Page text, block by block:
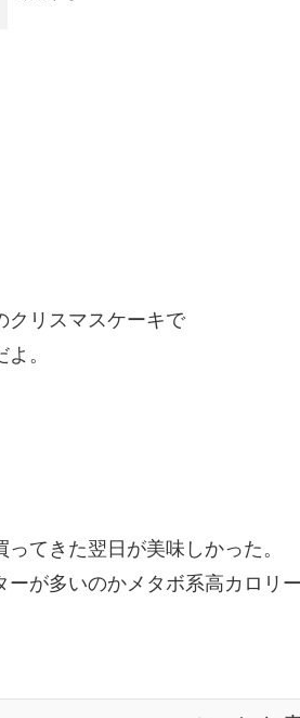
クリスマスケーキで
。
てきた翌日が美味しかった。
が多いのかメタボ系高カロリ